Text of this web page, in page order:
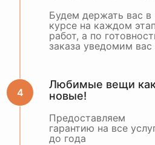
Будем держать вас в
курсе на каждом
работ, а по
заказа уведомим вас
Любимые вещи
новые!
Предоставляем
гарантию на все
до года